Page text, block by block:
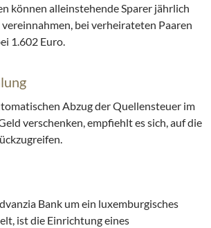
können alleinstehende Sparer jährlich
bei verheirateten Paaren
1.602 Euro.
Abzug der Quellensteuer im
verschenken, empfiehlt es sich, auf die
Bank um ein luxemburgisches
ist die Einrichtung eines